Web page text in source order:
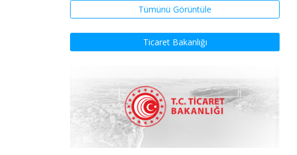
Tümünü Görüntüle
Ticaret Bakanlığı